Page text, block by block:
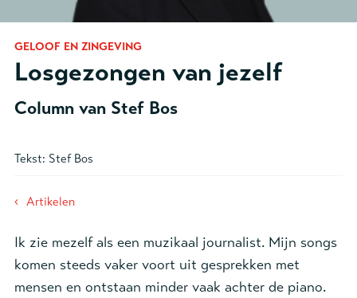
GELOOF EN ZINGEVING
Losgezongen van jezelf
Column van Stef Bos
Tekst: Stef Bos
‹ Artikelen
Ik zie mezelf als een muzikaal journalist. Mijn songs
komen steeds vaker voort uit gesprekken met
mensen en ontstaan minder vaak achter de piano.